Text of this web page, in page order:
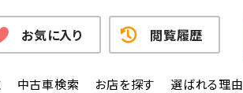
中古車検索 お店を探す 選ばれる理由
お気に入り 閲覧履歴